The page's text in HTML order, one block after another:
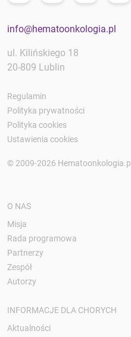
info@hematoonkologia.pl
ul. Kilińskiego 18
20-809 Lublin
Regulamin
Polityka prywatności
Polityka cookies
Ustawienia cookies
© 2009-2026 Hematoonkologia.pl
O NAS
Misja
Rada programowa
Partnerzy
Zespół
Autorzy
INFORMACJE DLA CHORYCH
Aktualności